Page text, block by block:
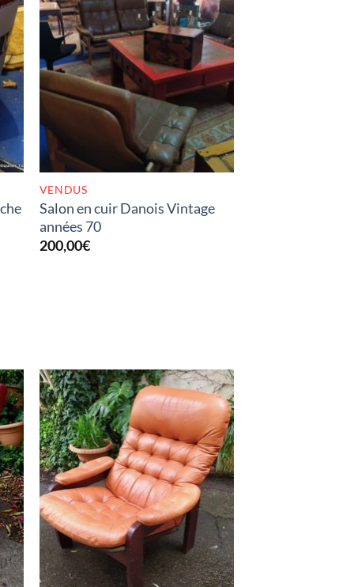
RUPTURE DE STOCK
VENDUS
Salon en cuir Danois Vintage
années 70
200,00€
RUPTURE DE STOCK